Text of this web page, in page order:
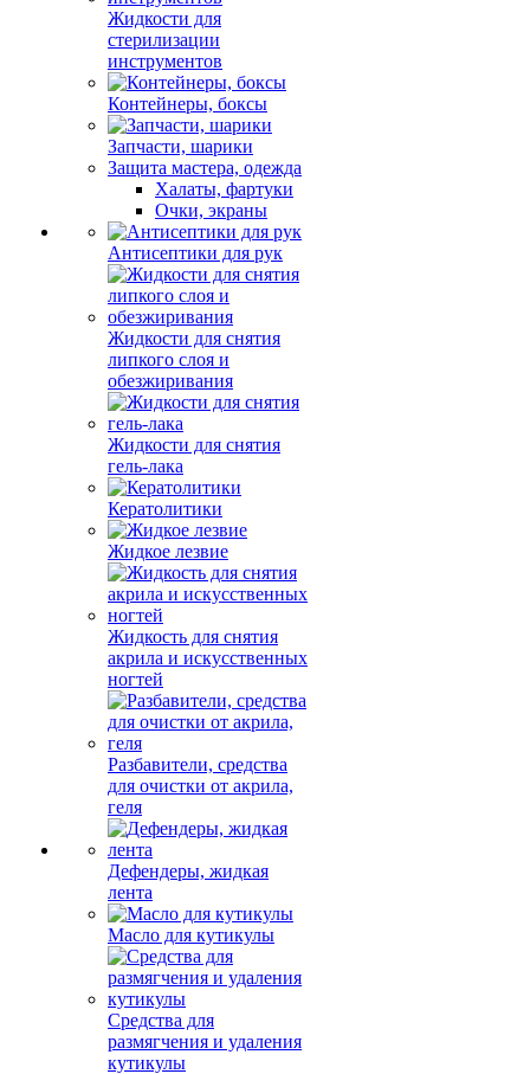
Жидкости для
стерилизации
инструментов
Контейнеры, боксы
Запчасти, шарики
Защита мастера, одежда
Халаты, фартуки
Очки, экраны
Антисептики для рук
Жидкости для снятия
липкого слоя и
обезжиривания
Жидкости для снятия
гель-лака
Кератолитики
Жидкое лезвие
Жидкость для снятия
акрила и искусственных
ногтей
Разбавители, средства
для очистки от акрила,
геля
Дефендеры, жидкая
лента
Масло для кутикулы
Средства для
размягчения и удаления
кутикулы